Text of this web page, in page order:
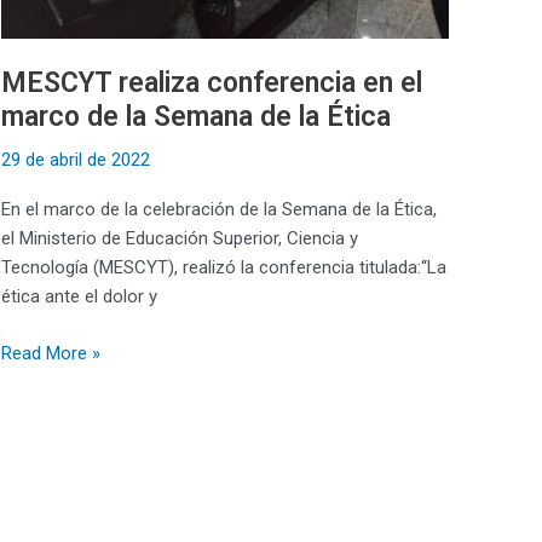
MESCYT realiza conferencia en el
marco de la Semana de la Ética
29 de abril de 2022
En el marco de la celebración de la Semana de la Ética,
el Ministerio de Educación Superior, Ciencia y
Tecnología (MESCYT), realizó la conferencia titulada:“La
ética ante el dolor y
Read More »